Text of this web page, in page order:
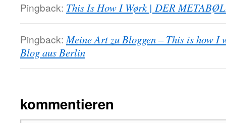
Pingback: This Is How I Wørk | DER
Pingback: Meine Art zu Bloggen – This is how I
Blog aus Berlin
kommentieren